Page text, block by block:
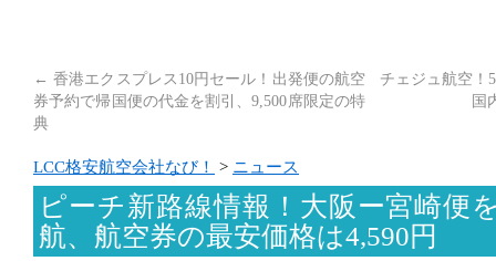
← 香港エクスプレス10円セール！出発便の航空
券予約で帰国便の代金を割引、9,500席限定の特
典
チェジュ航空！
国
LCC格安航空会社なび！ > ニュース
ピーチ新路線情報！大阪ー宮崎便
航、航空券の最安価格は4,590円